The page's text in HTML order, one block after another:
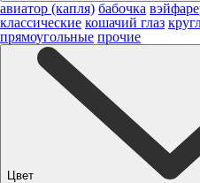
авиатор (капля) бабочка
классические кошачий глаз
прямоугольные прочие
Цвет